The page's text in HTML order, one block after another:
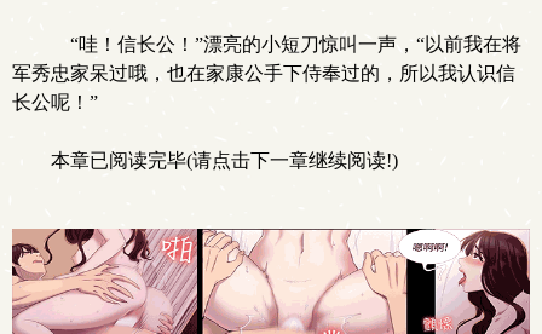
“哇！信长公！”漂亮的小短刀惊叫一声，“以前我在将
军秀忠家呆过哦，也在家康公手下侍奉过的，所以我认识信
长公呢！”
本章已阅读完毕(请点击下一章继续阅读!)